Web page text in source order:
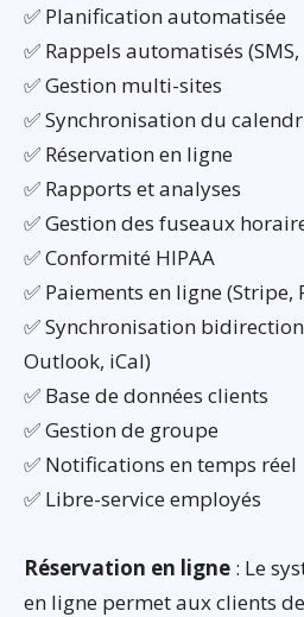
✅ Planification automatisée
✅ Rappels automatisés
✅ Gestion multi-sites
✅ Synchronisation du
✅ Réservation en ligne
✅ Rapports et analyses
✅ Gestion des fuseaux
✅ Conformité HIPAA
✅ Paiements en ligne (Stripe,
✅ Synchronisation
Outlook, iCal)
✅ Base de données clients
✅ Gestion de groupe
✅ Notifications en temps réel
✅ Libre-service employés
Réservation en ligne : Le
en ligne permet aux clients